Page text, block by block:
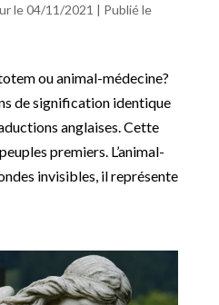
le 04/11/2021 | Publié le
ou animal-médecine?
de signification identique
anglaises. Cette
premiers. L’animal-
invisibles, il représente